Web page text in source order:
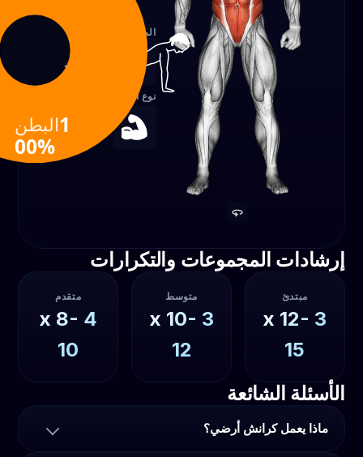
المعدات
وزن الجسم
نوع التمرين
100‎
%‎
البطن
إرشادات المجموعات والتكرارات
مبتدئ
3
12-
15
متوسط
3
10-
12
متقدم
4
8-
10
الأسئلة الشائعة
ماذا يعمل كرانش أرضي؟